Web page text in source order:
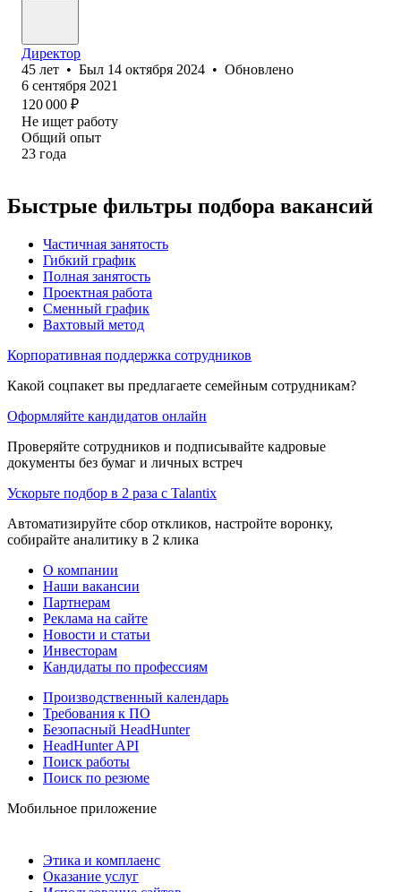
Директор
45 лет • Был 14 октября 2024 • Обновлено
6 сентября 2021
120 000 ₽
Не ищет работу
Общий опыт
23 года
Быстрые фильтры подбора вакансий
Частичная занятость
Гибкий график
Полная занятость
Проектная работа
Сменный график
Вахтовый метод
Корпоративная поддержка сотрудников
Какой соцпакет вы предлагаете семейным сотрудникам?
Оформляйте кандидатов онлайн
Проверяйте сотрудников и подписывайте кадровые
документы без бумаг и личных встреч
Ускорьте подбор в 2 раза с Talantix
Автоматизируйте сбор откликов, настройте воронку,
собирайте аналитику в 2 клика
О компании
Наши вакансии
Партнерам
Реклама на сайте
Новости и статьи
Инвесторам
Кандидаты по профессиям
Производственный календарь
Требования к ПО
Безопасный HeadHunter
HeadHunter API
Поиск работы
Поиск по резюме
Мобильное приложение
Этика и комплаенс
Оказание услуг